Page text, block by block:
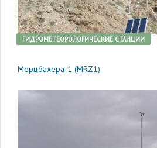
ГИДРОМЕТЕОРОЛОГИЧЕСКИЕ СТАНЦИИ
Мерцбахера-1 (MRZ1)